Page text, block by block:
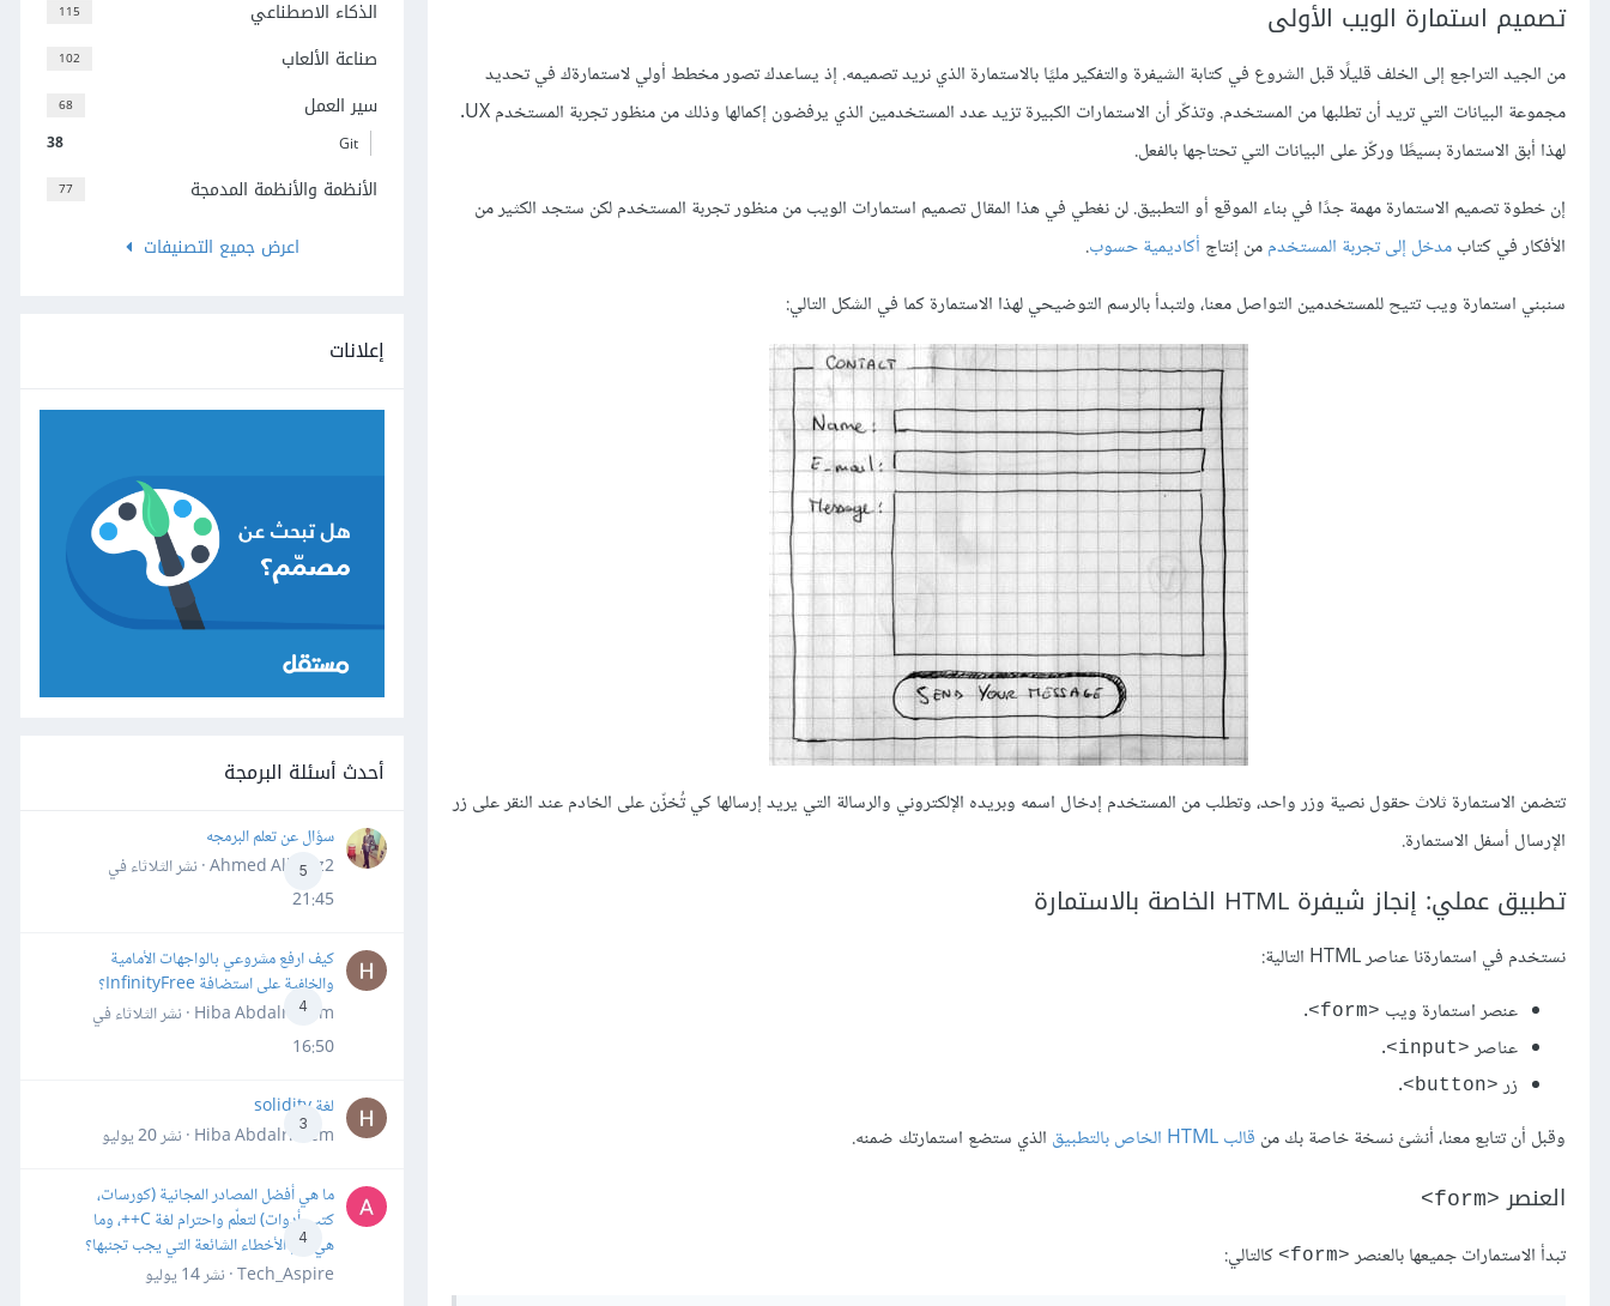
تصميم استمارة الويب اﻷولى
من الجيد التراجع إلى الخلف قليلًا قبل الشروع في كتابة الشيفرة والتفكير مليًا بالاستمارة الذي نريد تصميمه. إذ يساعدك تصور مخطط أولي لاستمارةك في تحديد
مجموعة البيانات التي تريد أن تطلبها من المستخدم. وتذكّر أن الاستمارات الكبيرة تزيد عدد المستخدمين الذي يرفضون إكمالها وذلك من منظور تجربة المستخدم UX.
لهذا أبق الاستمارة بسيطًا وركّز على البيانات التي تحتاجها بالفعل.
إن خطوة تصميم الاستمارة مهمة جدًا في بناء الموقع أو التطبيق. لن نغطي في هذا المقال تصميم استمارات الويب من منظور تجربة المستخدم لكن ستجد الكثير من
اﻷفكار في كتابمدخل إلى تجربة المستخدممن إنتاج أكاديمية حسوب.
سنبني استمارة ويب تتيح للمستخدمين التواصل معنا، ولتبدأ بالرسم التوضيحي لهذا الاستمارة كما في الشكل التالي:
تتضمن الاستمارة ثلاث حقول نصية وزر واحد، وتطلب من المستخدم إدخال اسمه وبريده اﻹلكتروني والرسالة التي يريد إرسالها كي تُخزّن على الخادم عند النقر على زر
الإرسال أسفل الاستمارة.
تطبيق عملي: إنجاز شيفرة HTML الخاصة بالاستمارة
نستخدم في استمارةنا عناصر HTML التالية:
عنصر استمارة ويب <form>
.
عناصر <input>
.
زر <button>
.
وقبل أن تتابع معنا، أنشئ نسخة خاصة بك من قالب HTML الخاص بالتطبيق الذي ستضع استمارتك ضمنه.
العنصر <form>
تبدأ الاستمارات جميعها بالعنصر <form> كالتالي:
115 الذكاء الاصطناعي
102 صناعة الألعاب
68 سير العمل
38 Git
77
الأنظمة والأنظمة المدمجة
اعرض جميع التصنيفات
إعلانات
أحدث أسئلة البرمجة
5
سؤال عن تعلم البرمجه
Ahmed Alhafiz2 · نشر
الثلاثاء في
21:45
4
كيف ارفع مشروعي بالواجهات الأمامية
والخلفية على استضافة InfinityFree؟
Hiba Abdalrheem · نشر
الثلاثاء في
16:50
3
لغة solidity
Hiba Abdalrheem · نشر
20 يوليو
4
ما هي أفضل المصادر المجانية (كورسات،
كتب، أدوات) لتعلّم واحترام لغة C++، وما
هي أهم الأخطاء الشائعة التي يجب تجنبها؟
Tech_Aspire · نشر
14 يوليو